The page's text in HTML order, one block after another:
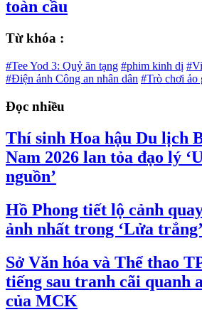
toàn cầu
Từ khóa :
#Tee Yod 3: Quỷ ăn tạng #phim kinh dị
#Điện ảnh Công an nhân dân #Trò chơi ảo
Đọc nhiều
Thí sinh Hoa hậu Du lịch
Nam 2026 lan tỏa đạo lý
nguồn’
Hồ Phong tiết lộ cảnh
ảnh nhất trong ‘Lửa trắng’
Sở Văn hóa và Thể thao
tiếng sau tranh cãi quanh
của MCK